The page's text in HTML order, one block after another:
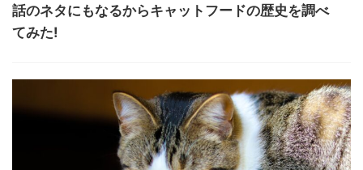
話のネタにもなるからキャットフードの歴史を調べ
てみた!